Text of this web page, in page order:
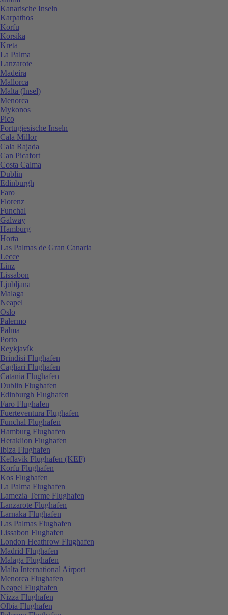
Kanarische Inseln
Karpathos
Korfu
Korsika
Kreta
La Palma
Lanzarote
Madeira
Mallorca
Malta (Insel)
Menorca
Mykonos
Pico
Portugiesische Inseln
Cala Millor
Cala Rajada
Can Picafort
Costa Calma
Dublin
Edinburgh
Faro
Florenz
Funchal
Galway
Hamburg
Horta
Las Palmas de Gran Canaria
Lecce
Linz
Lissabon
Ljubljana
Malaga
Neapel
Oslo
Palermo
Palma
Porto
Reykjavík
Brindisi Flughafen
Cagliari Flughafen
Catania Flughafen
Dublin Flughafen
Edinburgh Flughafen
Faro Flughafen
Fuerteventura Flughafen
Funchal Flughafen
Hamburg Flughafen
Heraklion Flughafen
Ibiza Flughafen
Keflavik Flughafen (KEF)
Korfu Flughafen
Kos Flughafen
La Palma Flughafen
Lamezia Terme Flughafen
Lanzarote Flughafen
Larnaka Flughafen
Las Palmas Flughafen
Lissabon Flughafen
London Heathrow Flughafen
Madrid Flughafen
Malaga Flughafen
Malta International Airport
Menorca Flughafen
Neapel Flughafen
Nizza Flughafen
Olbia Flughafen